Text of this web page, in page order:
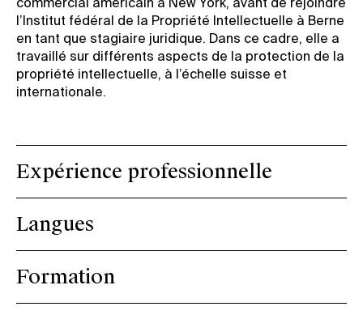
commercial américain à New York, avant de rejoindre
l’Institut fédéral de la Propriété Intellectuelle à Berne
en tant que stagiaire juridique. Dans ce cadre, elle a
travaillé sur différents aspects de la protection de la
propriété intellectuelle, à l’échelle suisse et
internationale.
Expérience professionnelle
Langues
Formation